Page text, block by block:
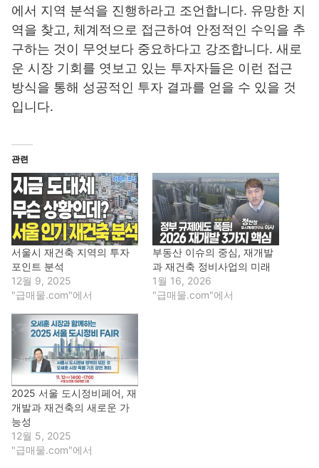
에서 지역 분석을 진행하라고 조언합니다. 유망한 지
역을 찾고, 체계적으로 접근하여 안정적인 수익을 추
구하는 것이 무엇보다 중요하다고 강조합니다. 새로
운 시장 기회를 엿보고 있는 투자자들은 이런 접근
방식을 통해 성공적인 투자 결과를 얻을 수 있을 것
입니다.
관련
서울시 재건축 지역의 투자
포인트 분석
12월 9, 2025
"급매물.com"에서
부동산 이슈의 중심, 재개발
과 재건축 정비사업의 미래
1월 16, 2026
"급매물.com"에서
2025 서울 도시정비페어, 재
개발과 재건축의 새로운 가
능성
12월 5, 2025
"급매물.com"에서